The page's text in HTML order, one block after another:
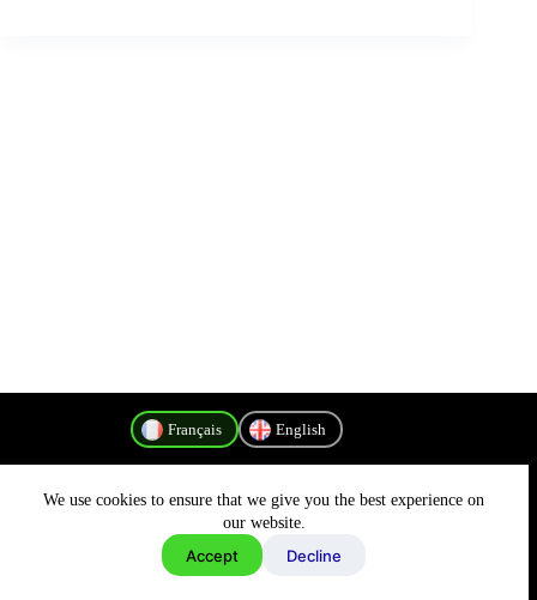
We use cookies to ensure that we give you the best experience on
our website.
Accept Decline
Français English
Politique de confidentialité
Copyright © 2026 - MyConnectivity